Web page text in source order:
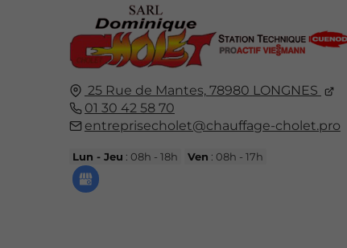
25 Rue de Mantes, 78980 LONGNES
01 30 42 58 70
entreprisecholet@chauffage-cholet.pro
Lun - Jeu : 08h - 18h Ven : 08h - 17h